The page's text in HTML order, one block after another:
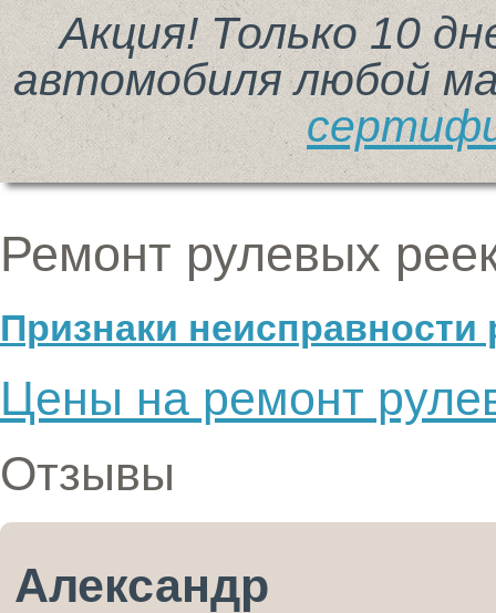
Акция! Только 10
автомобиля любой
Ремонт рулевых
Признаки неисправности
Цены на ремонт
Отзывы
Александр